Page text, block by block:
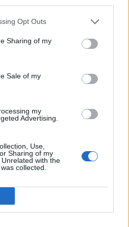
Opt Outs
Sharing of my
Sale of my
my
Advertising.
Use,
Sharing of my
with the
collected.